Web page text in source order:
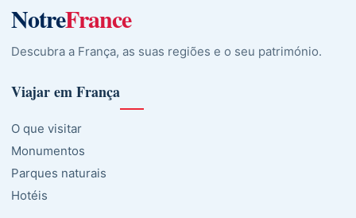
NotreFrance
Descubra a França, as suas regiões e o seu património.
Viajar em França
O que visitar
Monumentos
Parques naturais
Hotéis